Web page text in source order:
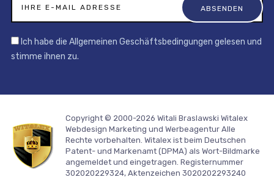
Ich habe die Allgemeinen Geschäftsbedingungen gelesen und
stimme ihnen zu.
Copyright © 2000-2026 Witali Braslawski Witalex
Webdesign Marketing und WerbeagenturAlle
Rechte vorbehalten. Witalex ist beim Deutschen
Patent- und Markenamt (DPMA) als Wort-Bildmarke
angemeldet und eingetragen. Registernummer
302020229324, Aktenzeichen 3020202293240